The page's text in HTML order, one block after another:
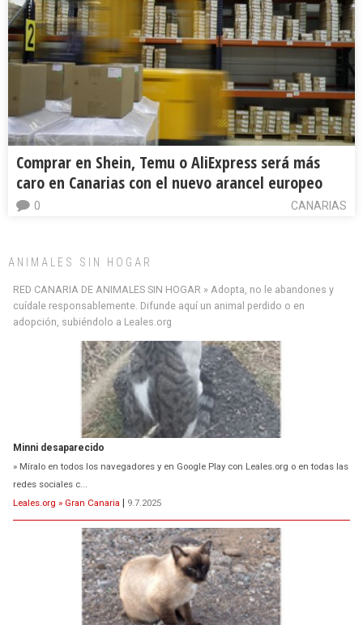
Comprar en Shein, Temu o AliExpress será más
caro en Canarias con el nuevo arancel europeo
CANARIAS
0
ANIMALES SIN HOGAR
RED CANARIA DE ANIMALES SIN HOGAR » Adopta, no le abandones y
cuídale responsablemente. Difunde aquí un animal perdido o en
adopción, subiéndolo a Leales.org
Siami Perdida
Se llama Siami,es hembra de 4 años,esterilizada con marca de
oreja,cariñosa,mimosa pero miedosa,e...
Leales.org » Gran Canaria
9.7.2025